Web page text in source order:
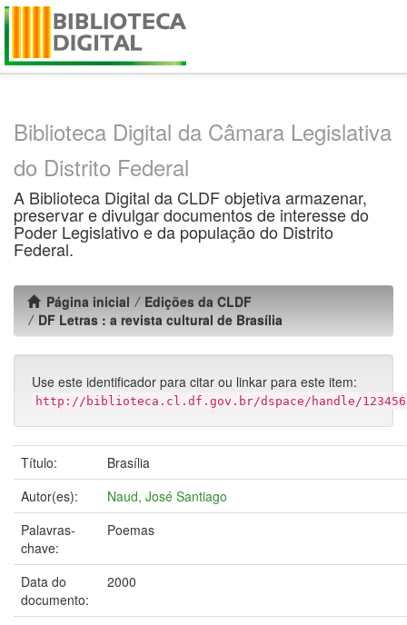
Skip
Biblioteca Digital da Câmara Legislativa
do Distrito Federal
A Biblioteca Digital da CLDF objetiva armazenar,
preservar e divulgar documentos de interesse do
Poder Legislativo e da população do Distrito
Federal.
Página inicial
Edições da CLDF
DF Letras : a revista cultural de Brasília
Use este identificador para citar ou linkar para este item:
http://biblioteca.cl.df.gov.br/dspace/handle/
Título:
Brasília
Autor(es):
Naud, José Santiago
Palavras-
chave:
Poemas
Data do
documento:
2000